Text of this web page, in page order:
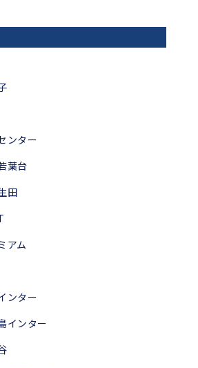
ンター
葉台
田
アム
ンター
インター